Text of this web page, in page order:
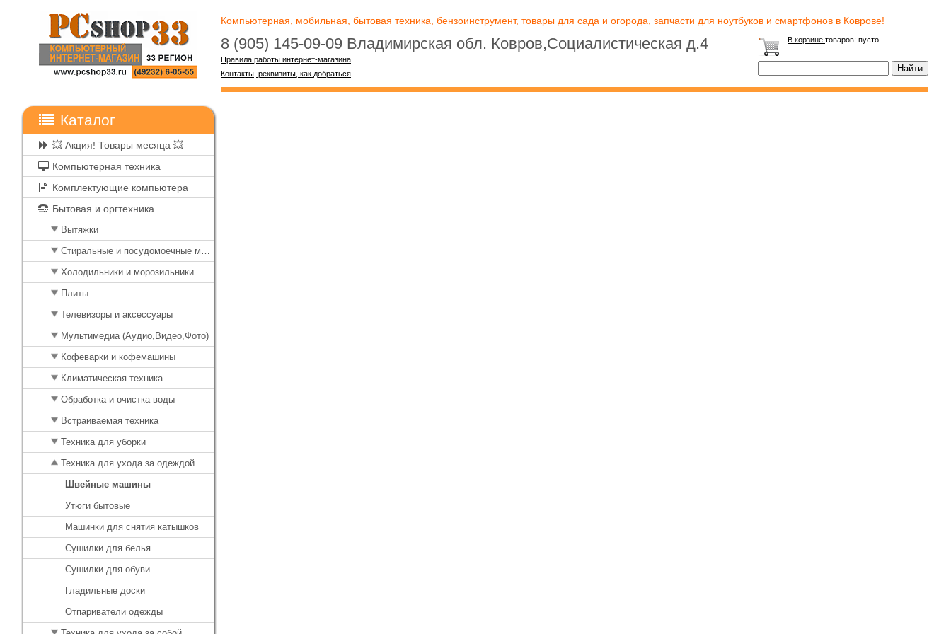
Компьютерная, мобильная, бытовая техника, бензоинструмент, товары для сада и огорода, запчасти для ноутбуков и смартфонов в Коврове!
8 (905) 145-09-09 Владимирская обл. Ковров,Социалистическая д.4
Правила работы интернет-магазина
Контакты, реквизиты, как добраться
В корзине товаров: пусто
Каталог
💥 Акция! Товары месяца 💥
Компьютерная техника
Комплектующие компьютера
Бытовая и оргтехника
Вытяжки
Стиральные и посудомоечные машины
Холодильники и морозильники
Плиты
Телевизоры и аксессуары
Мультимедиа (Аудио,Видео,Фото)
Кофеварки и кофемашины
Климатическая техника
Обработка и очистка воды
Встраиваемая техника
Техника для уборки
Техника для ухода за одеждой
Швейные машины
Утюги бытовые
Машинки для снятия катышков
Cушилки для белья
Сушилки для обуви
Гладильные доски
Отпариватели одежды